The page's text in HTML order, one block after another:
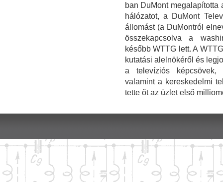
ban DuMont
hálózatot, a DuMont
állomást (a DuMontról
összekapcsolva a
később WTTG lett. A
kutatási alelnökéről és
a televíziós képcsövek,
valamint a kereskedelmi
tette őt az üzlet első